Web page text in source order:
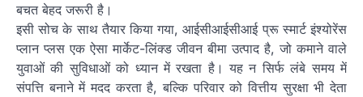
बचत बेहद जरूरी है।
इसी सोच के साथ तैयार किया गया, आईसीआईसीआई प्रू स्मार्ट इंश्योरेंस
प्लान प्लस एक ऐसा मार्केट-लिंक्ड जीवन बीमा उत्पाद है, जो कमाने वाले
युवाओं की सुविधाओं को ध्यान में रखता है। यह न सिर्फ लंबे समय में
संपत्ति बनाने में मदद करता है, बल्कि परिवार को वित्तीय सुरक्षा भी देता